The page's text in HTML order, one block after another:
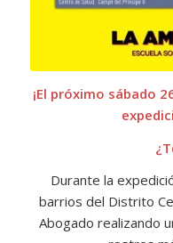
¡El próximo sábado
Durante la
barrios del Distrito
Abogado realizando